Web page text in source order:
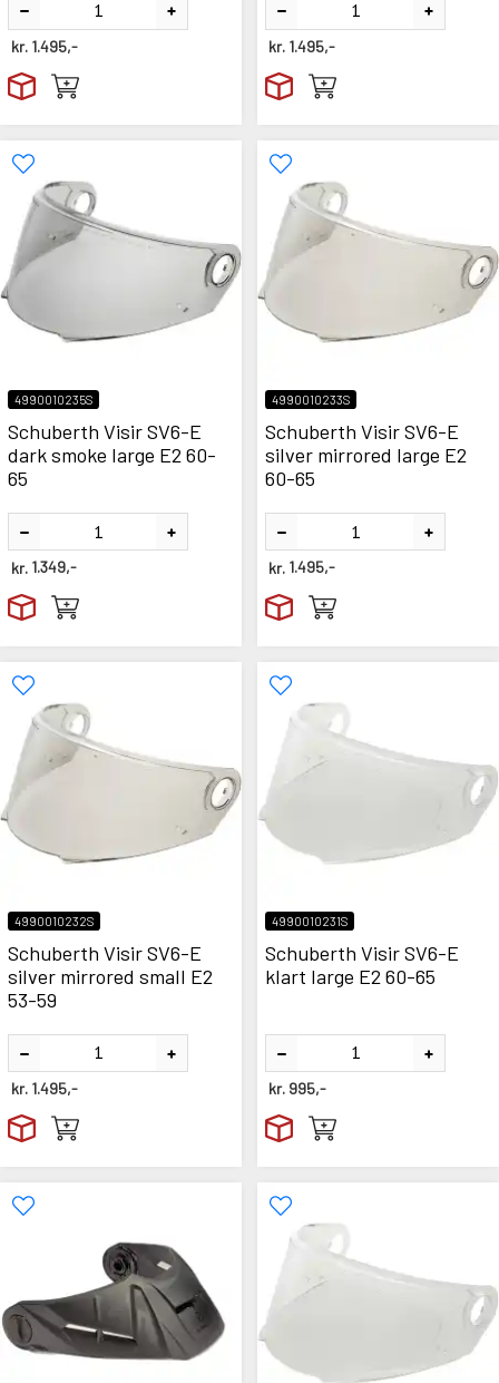
kr. 1.495,- kr. 1.495,-
4990010235S
Schuberth Visir SV6-E
dark smoke large E2 60-
65
kr. 1.349,-
4990010233S
Schuberth Visir SV6-E
silver mirrored large E2
60-65
kr. 1.495,-
4990010232S
Schuberth Visir SV6-E
silver mirrored small E2
53-59
kr. 1.495,-
4990010231S
Schuberth Visir SV6-E
klart large E2 60-65
kr. 995,-